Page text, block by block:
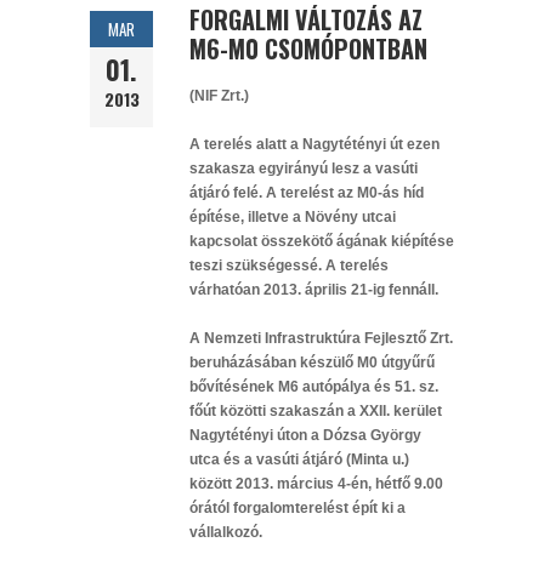
MAR
01.
2013
FORGALMI VÁLTOZÁS AZ
M6-M0 CSOMÓPONTBAN
(NIF Zrt.)
A terelés alatt a Nagytétényi út ezen
szakasza egyirányú lesz a vasúti
átjáró felé. A terelést az M0-ás híd
építése, illetve a Növény utcai
kapcsolat összekötő ágának kiépítése
teszi szükségessé. A terelés
várhatóan 2013. április 21-ig fennáll.
A Nemzeti Infrastruktúra Fejlesztő Zrt.
beruházásában készülő M0 útgyűrű
bővítésének M6 autópálya és 51. sz.
főút közötti szakaszán a XXII. kerület
Nagytétényi úton a Dózsa György
utca és a vasúti átjáró (Minta u.)
között 2013. március 4-én, hétfő 9.00
órától forgalomterelést épít ki a
vállalkozó.